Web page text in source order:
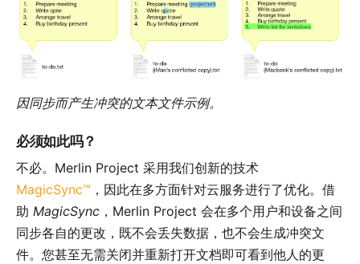
因同步而产生冲突的文本文件示例。
必须如此吗？
不必。Merlin Project 采用我们创新的技术
MagicSync™ ，因此在多方面针对云服务进行了优化。借
助 MagicSync ，Merlin Project 会在多个用户和设备之间
同步各自的更改，既不会丢失数据，也不会生成冲突文
件。您甚至无需关闭并重新打开文档即可看到他人的更